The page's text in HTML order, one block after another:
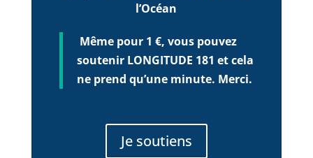
l’Océan
Même pour 1 €, vous pouvez
soutenir LONGITUDE 181 et cela
ne prend qu’une minute. Merci.
Je soutiens